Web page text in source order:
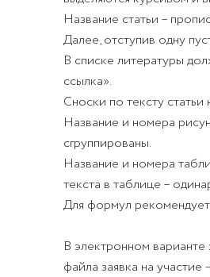
Название статьи –
Далее, отступив одну
В списке литературы
ссылка».
Сноски по тексту
Название и номера
сгруппированы.
Название и номера
текста в таблице –
Для формул
В электронном варианте
файла заявка на